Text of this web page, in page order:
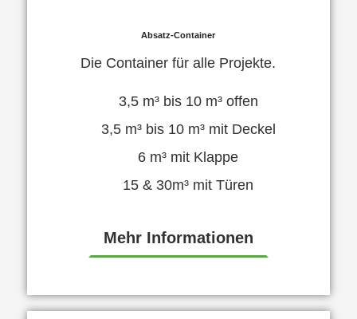
Absatz-Container
Die Container für alle Projekte.
3,5 m³ bis 10 m³ offen
3,5 m³ bis 10 m³ mit Deckel
6 m³ mit Klappe
15 & 30m³ mit Türen
Mehr Informationen